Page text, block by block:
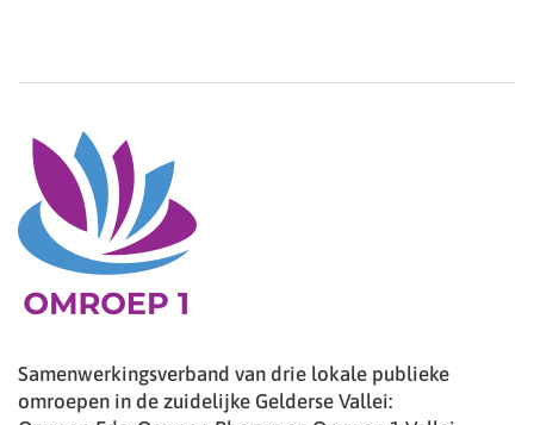
Samenwerkingsverband van drie lokale publieke
omroepen in de zuidelijke Gelderse Vallei: